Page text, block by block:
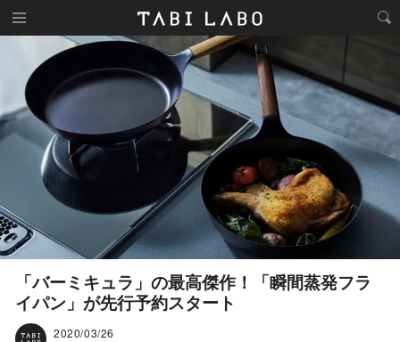
「バーミキュラ」の最高傑作！「瞬間蒸発フラ
イパン」が先行予約スタート
2020/03/26